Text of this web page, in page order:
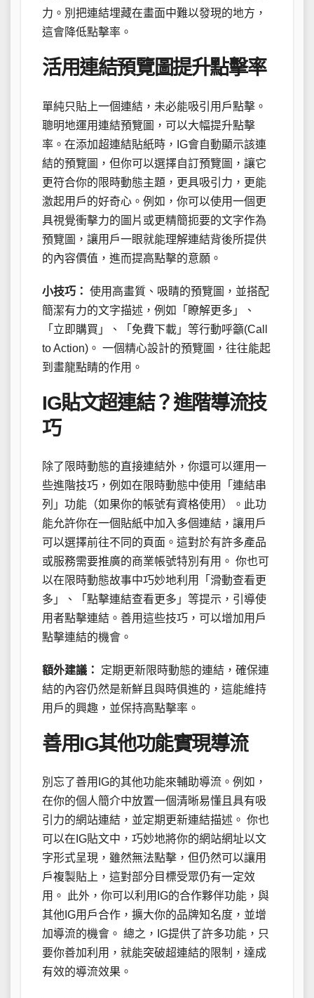
力。別把連結埋藏在畫面中難以發現的地方，
這會降低點擊率。
活用連結預覽圖提升點擊率
單純只貼上一個連結，未必能吸引用戶點擊。
聰明地運用連結預覽圖，可以大幅提升點擊
率。在添加超連結貼紙時，IG會自動顯示該連
結的預覽圖，但你可以選擇自訂預覽圖，讓它
更符合你的限時動態主題，更具吸引力，更能
激起用戶的好奇心。例如，你可以使用一個更
具視覺衝擊力的圖片或更精簡扼要的文字作為
預覽圖，讓用戶一眼就能理解連結背後所提供
的內容價值，進而提高點擊的意願。
小技巧： 使用高畫質、吸睛的預覽圖，並搭配
簡潔有力的文字描述，例如「瞭解更多」、
「立即購買」、「免費下載」等行動呼籲(Call
to Action)。 一個精心設計的預覽圖，往往能起
到畫龍點睛的作用。
IG貼文超連結？進階導流技
巧
除了限時動態的直接連結外，你還可以運用一
些進階技巧，例如在限時動態中使用「連結串
列」功能（如果你的帳號有資格使用）。此功
能允許你在一個貼紙中加入多個連結，讓用戶
可以選擇前往不同的頁面。這對於有許多產品
或服務需要推廣的商業帳號特別有用。 你也可
以在限時動態故事中巧妙地利用「滑動查看更
多」、「點擊連結查看更多」等提示，引導使
用者點擊連結。善用這些技巧，可以增加用戶
點擊連結的機會。
額外建議：
定期更新限時動態的連結，確保連
結的內容仍然是新鮮且與時俱進的，這能維持
用戶的興趣，並保持高點擊率。
善用IG其他功能實現導流
別忘了善用IG的其他功能來輔助導流。例如，
在你的個人簡介中放置一個清晰易懂且具有吸
引力的網站連結，並定期更新連結描述。 你也
可以在IG貼文中，巧妙地將你的網站網址以文
字形式呈現，雖然無法點擊，但仍然可以讓用
戶複製貼上，這對部分目標受眾仍有一定效
用。 此外，你可以利用IG的合作夥伴功能，與
其他IG用戶合作，擴大你的品牌知名度，並增
加導流的機會。 總之，IG提供了許多功能，只
要你善加利用，就能突破超連結的限制，達成
有效的導流效果。